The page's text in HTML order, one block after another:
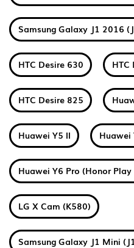
Samsung Galaxy J1 2016
HTC Desire 630 HTC
HTC Desire 825
Huawei Y5 II Huawei
Huawei Y6 Pro (Honor Play
LG X Cam (K580)
Samsung Galaxy J1 Mini